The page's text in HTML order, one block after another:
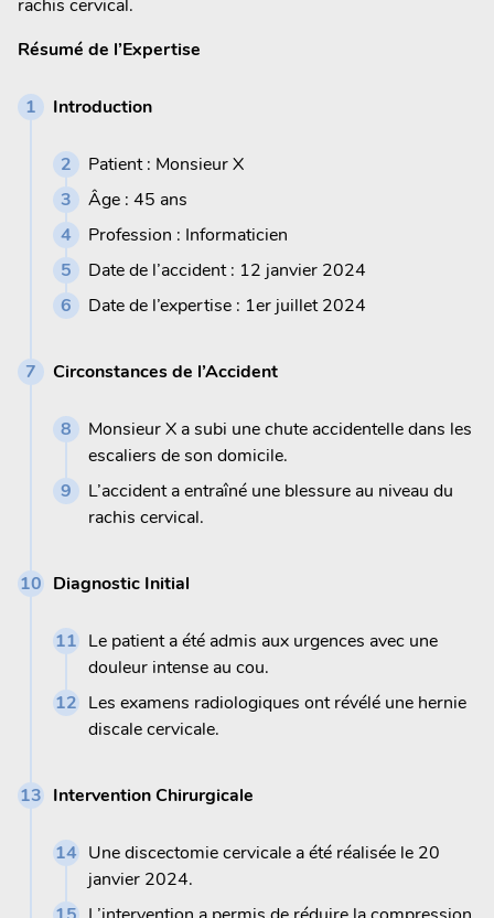
rachis cervical.
Résumé de l’Expertise
Introduction
Patient : Monsieur X
Âge : 45 ans
Profession : Informaticien
Date de l’accident : 12 janvier 2024
Date de l’expertise : 1er juillet 2024
Circonstances de l’Accident
Monsieur X a subi une chute accidentelle dans les
escaliers de son domicile.
L’accident a entraîné une blessure au niveau du
rachis cervical.
Diagnostic Initial
Le patient a été admis aux urgences avec une
douleur intense au cou.
Les examens radiologiques ont révélé une hernie
discale cervicale.
Intervention Chirurgicale
Une discectomie cervicale a été réalisée le 20
janvier 2024.